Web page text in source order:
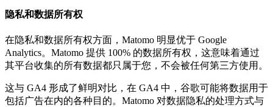
隐私和数据所有权
在隐私和数据所有权方面，Matomo 明显优于 Google
Analytics。Matomo 提供 100% 的数据所有权，这意味着通过
其平台收集的所有数据都只属于您，不会被任何第三方使用。
这与 GA4 形成了鲜明对比，在 GA4 中，谷歌可能将数据用于
包括广告在内的各种目的。Matomo 对数据隐私的处理方式与